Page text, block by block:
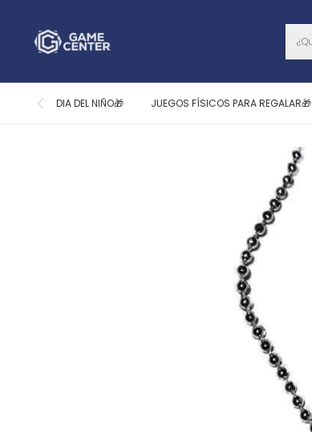
DIA DEL NIÑO🎁 JUEGOS FÍSICOS PARA REGALAR🎁